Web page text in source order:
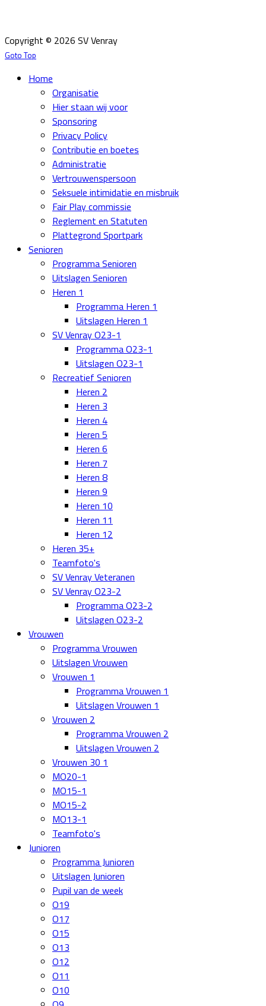
Copyright © 2026 SV Venray
Goto Top
Home
Organisatie
Hier staan wij voor
Sponsoring
Privacy Policy
Contributie en boetes
Administratie
Vertrouwenspersoon
Seksuele intimidatie en misbruik
Fair Play commissie
Reglement en Statuten
Plattegrond Sportpark
Senioren
Programma Senioren
Uitslagen Senioren
Heren 1
Programma Heren 1
Uitslagen Heren 1
SV Venray O23-1
Programma O23-1
Uitslagen O23-1
Recreatief Senioren
Heren 2
Heren 3
Heren 4
Heren 5
Heren 6
Heren 7
Heren 8
Heren 9
Heren 10
Heren 11
Heren 12
Heren 35+
Teamfoto's
SV Venray Veteranen
SV Venray O23-2
Programma O23-2
Uitslagen O23-2
Vrouwen
Programma Vrouwen
Uitslagen Vrouwen
Vrouwen 1
Programma Vrouwen 1
Uitslagen Vrouwen 1
Vrouwen 2
Programma Vrouwen 2
Uitslagen Vrouwen 2
Vrouwen 30 1
MO20-1
MO15-1
MO15-2
MO13-1
Teamfoto's
Junioren
Programma Junioren
Uitslagen Junioren
Pupil van de week
O19
O17
O15
O13
O12
O11
O10